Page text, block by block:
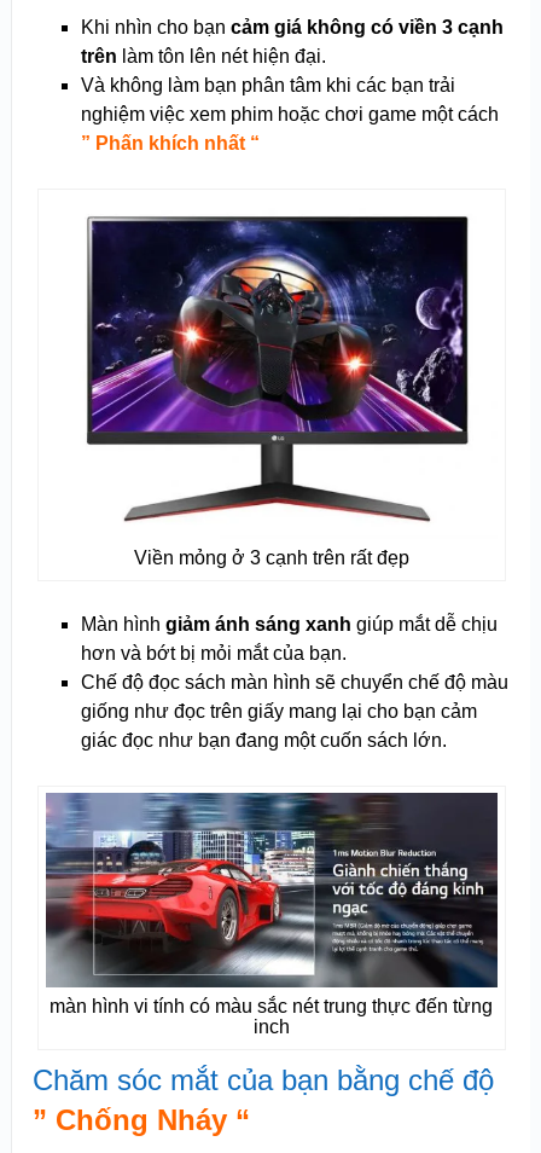
Khi nhìn cho bạn cảm giá không có viền 3 cạnh
trên làm tôn lên nét hiện đại.
Và không làm bạn phân tâm khi các bạn trải
nghiệm việc xem phim hoặc chơi game một cách
” Phấn khích nhất “
Viền mỏng ở 3 cạnh trên rất đẹp
Màn hình giảm ánh sáng xanh giúp mắt dễ chịu
hơn và bớt bị mỏi mắt của bạn.
Chế độ đọc sách màn hình sẽ chuyển chế độ màu
giống như đọc trên giấy mang lại cho bạn cảm
giác đọc như bạn đang một cuốn sách lớn.
màn hình vi tính có màu sắc nét trung thực đến từng
inch
Chăm sóc mắt của bạn bằng chế độ
” Chống Nháy “